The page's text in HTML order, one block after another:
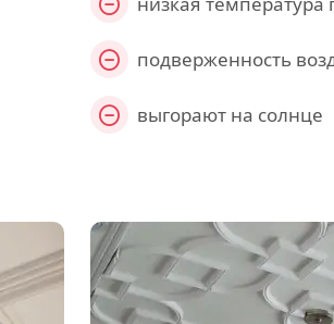
подверженность
выгорают на солнце